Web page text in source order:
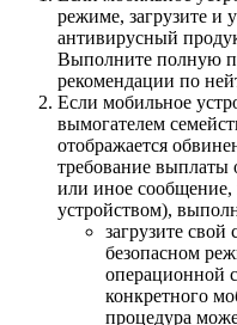
режиме, загрузите и
антивирусный
Выполните полную
рекомендации по
Если мобильное
вымогателем
отображается
требование
или иное
устройством),
загрузите
безопасном
операционной
конкретного
процедура